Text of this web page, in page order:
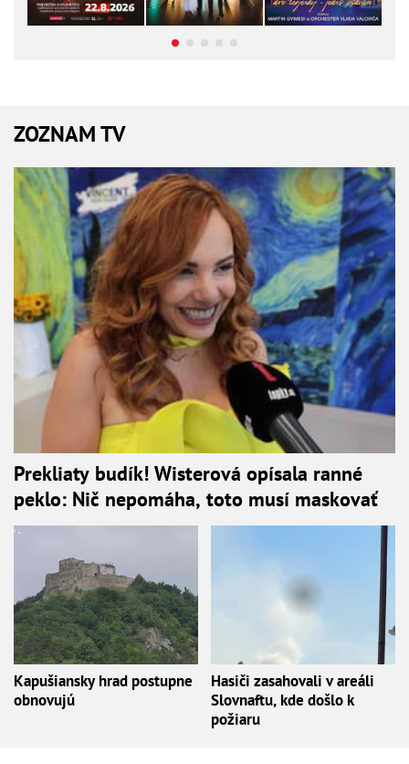
ZOZNAM TV
Prekliaty budík! Wisterová opísala ranné
peklo: Nič nepomáha, toto musí maskovať
Kapušiansky hrad postupne
obnovujú
Hasiči zasahovali v areáli
Slovnaftu, kde došlo k
požiaru